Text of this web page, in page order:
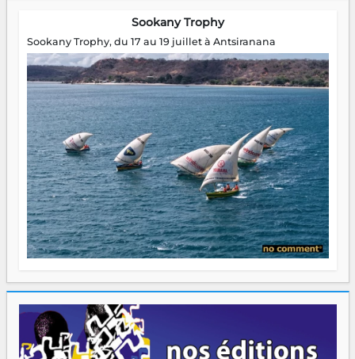
Sookany Trophy
Sookany Trophy, du 17 au 19 juillet à Antsiranana